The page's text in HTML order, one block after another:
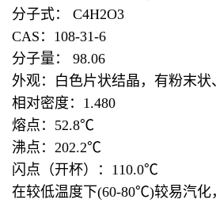
分子式： C4H2O3
CAS：108-31-6
分子量： 98.06
外观：白色片状结晶，有粉末
相对密度：1.480
熔点：52.8℃
沸点：202.2℃
闪点（开杯）：110.0℃
在较低温度下(60-80℃)较易汽